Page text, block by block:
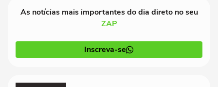
As notícias mais importantes do dia direto no seu
ZAP
Inscreva-se